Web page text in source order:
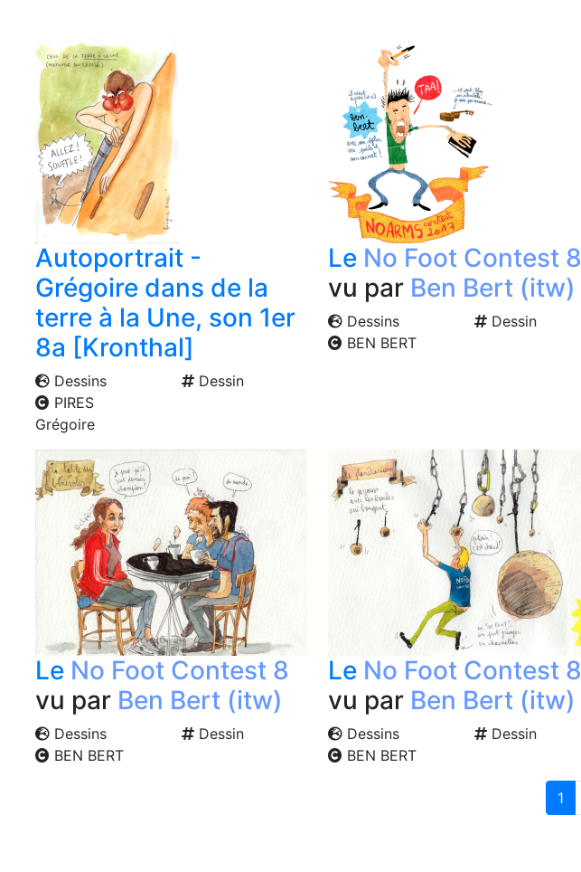
Autoportrait -
Grégoire dans de la
terre à la Une, son 1er
8a [Kronthal]
Dessins
Dessin
PIRES
Grégoire
Le No Foot Contest 8
vu par Ben Bert (itw)
Dessins
Dessin
BEN BERT
Le No Foot Contest 8
vu par Ben Bert (itw)
Dessins
Dessin
BEN BERT
Le No Foot Contest 8
vu par Ben Bert (itw)
Dessins
Dessin
BEN BERT
1